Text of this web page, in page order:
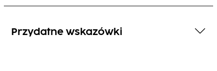
Przydatne wskazówki